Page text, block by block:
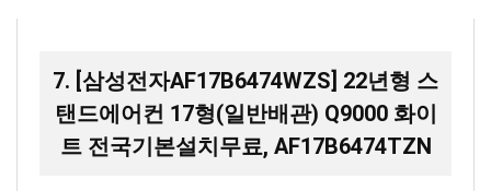
7. [삼성전자AF17B6474WZS] 22년형 스
탠드에어컨 17형(일반배관) Q9000 화이
트 전국기본설치무료, AF17B6474TZN